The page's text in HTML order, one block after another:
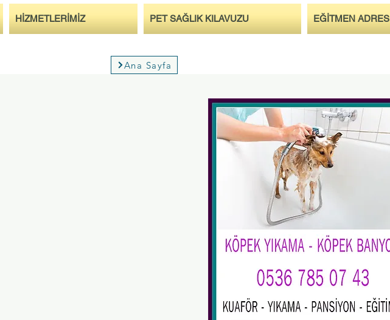
HİZMETLERİMİZ PET SAĞLIK KILAVUZU EĞİTMEN ADRES
Ana Sayfa